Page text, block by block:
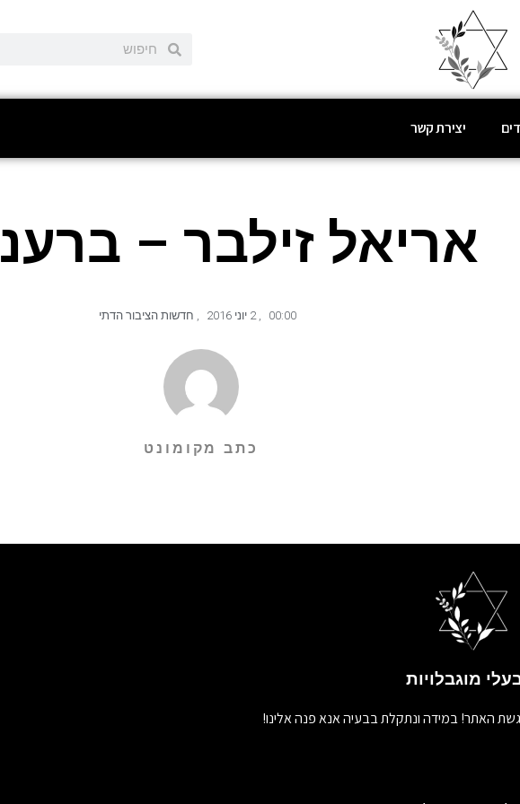
יצירת קשר
אריאל זילבר –
00:00
, 2 יוני 2016 , חדשות הציבור הדתי
כתב מקומונט
מוגבלויות
האתר! במידה ונתקלת בבעיה אנא פנה אלינו!